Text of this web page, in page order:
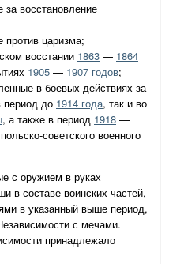
за восстановление
против царизма;
восстании 1863 — 1864
1905 — 1907 годов;
в боевых действиях за
период до 1914 года, так и во
, а также в период 1918 —
советского военного
с оружием в руках
в составе воинских частей,
в указанный выше период,
с мечами.
принадлежало